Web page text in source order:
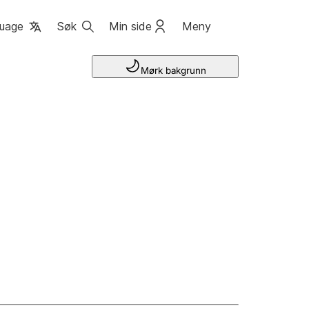
Søk Min side Meny
Mørk bakgrunn